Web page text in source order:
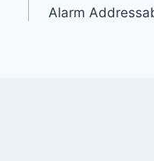
Alarm